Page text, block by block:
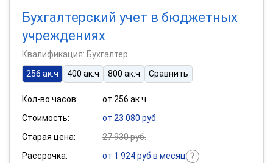
Бухгалтерский учет в бюджетных
учреждениях
Квалификация: Бухгалтер
256 ак.ч
400 ак.ч 800 ак.ч Сравнить
Кол-во часов:
от 256 ак.ч
Стоимость:
от 23 080 руб.
Старая цена:
27 930 руб.
Рассрочка:
от 1 924 руб в месяц